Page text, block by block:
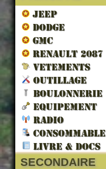
JEEP
DODGE
GMC
RENAULT 2087
VETEMENTS
OUTILLAGE
BOULONNERIE
EQUIPEMENT
RADIO
CONSOMMABLE
LIVRE & DOCS
SECONDAIRE